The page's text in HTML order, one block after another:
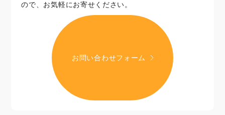
ので、お気軽にお寄せください。
お問い合わせフォーム